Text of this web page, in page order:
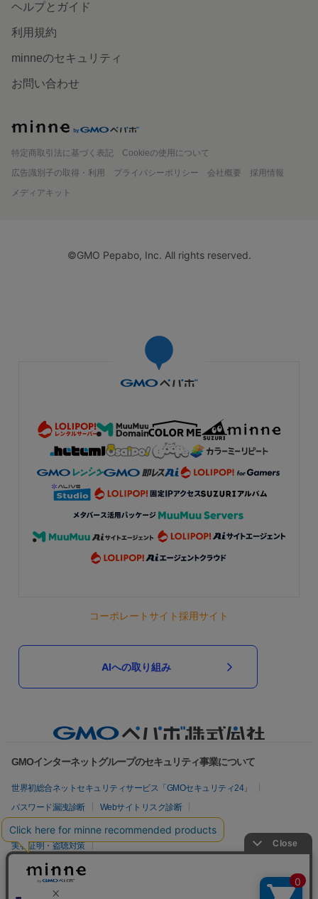
ヘルプとガイド
利用規約
minneのセキュリティ
お問い合わせ
特定商取引法に基づく表記
Cookieの使用について
広告識別子の取得・利用
プライバシーポリシー 会社概要
採用情報
メディアキット
©GMO Pepabo, Inc. All rights reserved.
コーポレートサイト採用サイト
AIへの取り組み
GMOインターネットグループのセキュリティ事業について
世界初総合ネットセキュリティサービス「GMOセキュリティ24」
パスワード漏洩診断
Webサイトリスク診断
セキュリティ相談AIチャットボット
実在証明・盗聴対策
サイバー攻撃対策（GMOサイバーセキュリティ byイエラエ）
サイバー攻撃対策（GMO Flatt Security）